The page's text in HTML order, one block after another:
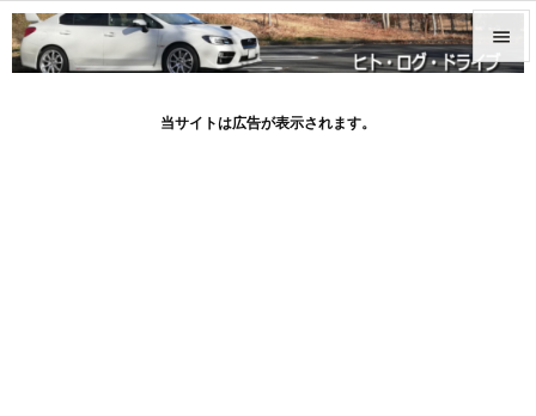

当サイトは広告が表示されます。